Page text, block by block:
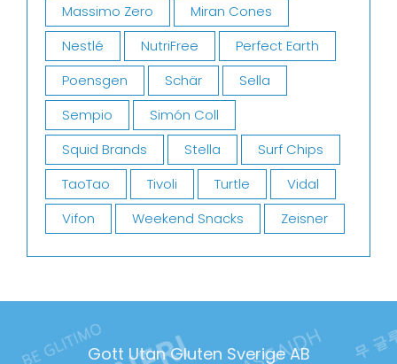
Massimo Zero
Miran Cones
Nestlé
NutriFree
Perfect Earth
Poensgen
Schär
Sella
Sempio
Simón Coll
Squid Brands
Stella
Surf Chips
TaoTao
Tivoli Turtle
Vidal
Vifon
Weekend Snacks Zeisner
Gott Utan Gluten Sverige AB